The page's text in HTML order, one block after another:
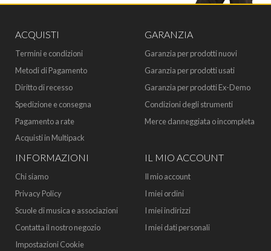
ACQUISTI
Termini e condizioni
Metodi di Pagamento
Diritto di recesso
Spedizione e consegna
Pagamento a rate
Acquisti in Multipack
GARANZIA
Garanzia per prodotti nuovi
Garanzia per prodotti usati
Garanzia per prodotti Ex-Demo
Condizioni degli strumenti
Merce danneggiata o incompleta
INFORMAZIONI
Chi siamo
Privacy Policy
Scuole di musica e associazioni
Contatta il nostro negozio
Impostazioni Cookie
IL MIO ACCOUNT
Il mio account
I miei ordini
I miei indirizzi
I miei dati personali